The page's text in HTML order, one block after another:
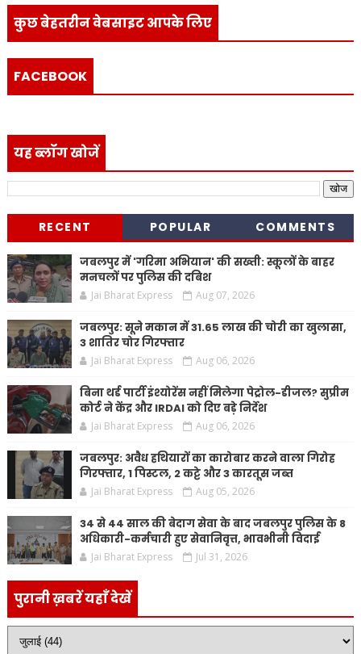
कुछ बेहतरीन वेबसाइट आपके लिए
FACEBOOK
यह ब्लॉग खोजें
RECENT POPULAR COMMENTS
जबलपुर में 'गरिमा अभियान' की सख्ती: स्कूलों के बाहर
मनचलों पर पुलिस की दबिश
Jai Bharat Express Aug 07, 2026
जबलपुर: सूने मकान में 31.65 लाख की चोरी का खुलासा,
3 शातिर चोर गिरफ्तार
Jai Bharat Express Aug 06, 2026
बिना थर्ड पार्टी इंश्योरेंस नहीं मिलेगा पेट्रोल-डीजल? सुप्रीम
कोर्ट ने केंद्र और IRDAI को दिए बड़े निर्देश
Jai Bharat Express Aug 06, 2026
जबलपुर: अवैध हथियारों का कारोबार करने वाला गिरोह
गिरफ्तार, 1 पिस्टल, 2 कट्टे और 3 कारतूस जब्त
Jai Bharat Express Aug 05, 2026
34 से 44 साल की बेदाग सेवा के बाद जबलपुर पुलिस के 8
अधिकारी-कर्मचारी हुए सेवानिवृत्त, भावभीनी विदाई
Jai Bharat Express Jul 31, 2026
पुरानी ख़बरें यहाँ देखें